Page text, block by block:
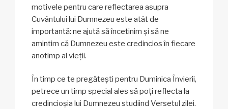
motivele pentru care reflectarea asupra
Cuvântului lui Dumnezeu este atât de
importantă: ne ajută să încetinim și să ne
amintim că Dumnezeu este credincios în fiecare
anotimp al vieții.
În timp ce te pregătești pentru Duminica Învierii,
petrece un timp special ales să poți reflecta la
credincioșia lui Dumnezeu studiind Versetul zilei.